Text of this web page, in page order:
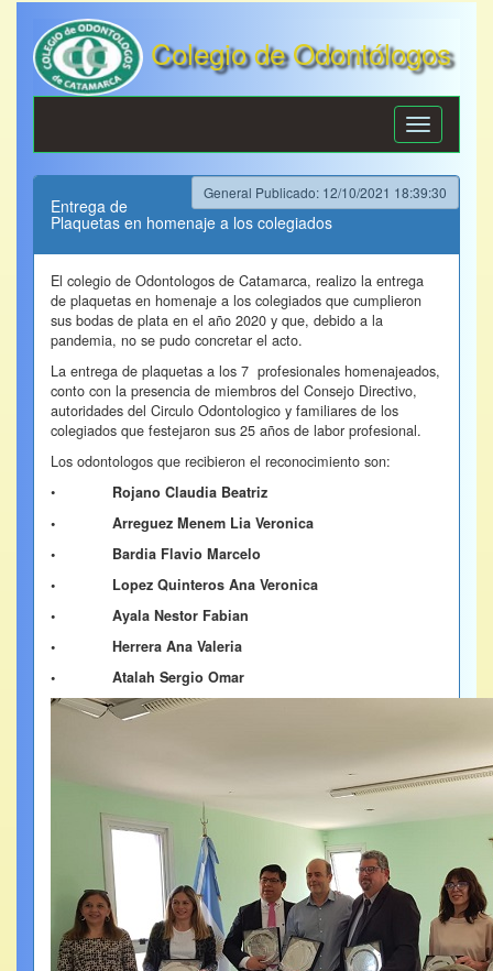
Colegio de Odontólogos
Toggle
navigation
General Publicado: 12/10/2021 18:39:30
Entrega de
Plaquetas en homenaje a los colegiados
El colegio de Odontologos de Catamarca, realizo la entrega
de plaquetas en homenaje a los colegiados que cumplieron
sus bodas de plata en el año 2020 y que, debido a la
pandemia, no se pudo concretar el acto.
La entrega de plaquetas a los 7 profesionales homenajeados,
conto con la presencia de miembros del Consejo Directivo,
autoridades del Circulo Odontologico y familiares de los
colegiados que festejaron sus 25 años de labor profesional.
Los odontologos que recibieron el reconocimiento son:
•
Rojano Claudia Beatriz
• Arreguez Menem Lia Veronica
• Bardia Flavio Marcelo
• Lopez Quinteros Ana Veronica
• Ayala Nestor Fabian
• Herrera Ana Valeria
• Atalah Sergio Omar